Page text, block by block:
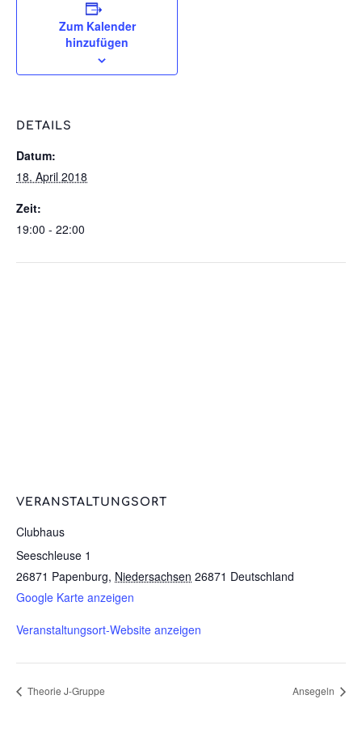
Zum Kalender
hinzufügen
DETAILS
Datum:
18. April 2018
Zeit:
19:00 - 22:00
VERANSTALTUNGSORT
Clubhaus
Seeschleuse 1
26871 Papenburg, Niedersachsen 26871 Deutschland
Google Karte anzeigen
Veranstaltungsort-Website anzeigen
Theorie J-Gruppe Ansegeln